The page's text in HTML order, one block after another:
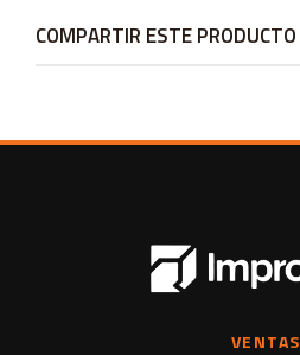
COMPARTIR ESTE PRODUCTO
VENTAS